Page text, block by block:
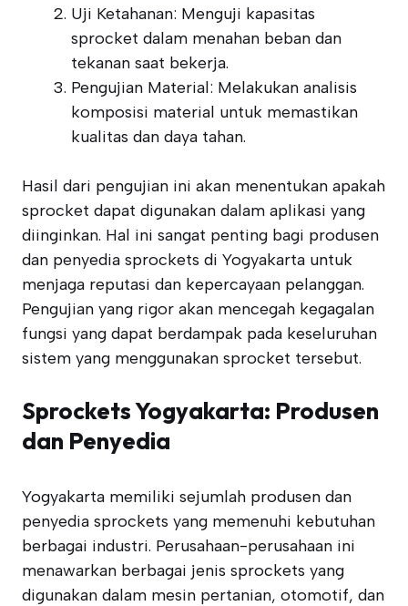
Uji Ketahanan: Menguji kapasitas
sprocket dalam menahan beban dan
tekanan saat bekerja.
Pengujian Material: Melakukan analisis
komposisi material untuk memastikan
kualitas dan daya tahan.
Hasil dari pengujian ini akan menentukan apakah
sprocket dapat digunakan dalam aplikasi yang
diinginkan. Hal ini sangat penting bagi produsen
dan penyedia sprockets di Yogyakarta untuk
menjaga reputasi dan kepercayaan pelanggan.
Pengujian yang rigor akan mencegah kegagalan
fungsi yang dapat berdampak pada keseluruhan
sistem yang menggunakan sprocket tersebut.
Sprockets Yogyakarta: Produsen
dan Penyedia
Yogyakarta memiliki sejumlah produsen dan
penyedia sprockets yang memenuhi kebutuhan
berbagai industri. Perusahaan-perusahaan ini
menawarkan berbagai jenis sprockets yang
digunakan dalam mesin pertanian, otomotif, dan